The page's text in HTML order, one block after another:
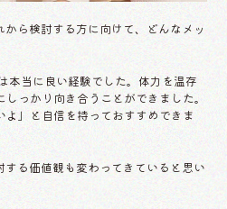
ら検討する方に向けて、どんなメッ
本当に良い経験でした。体力を温存
っかり向き合うことができました。
」と自信を持っておすすめできま
る価値観も変わってきていると思い